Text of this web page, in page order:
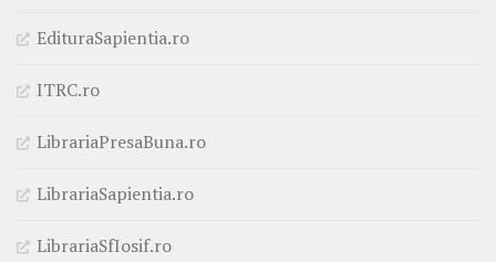
EdituraSapientia.ro
ITRC.ro
LibrariaPresaBuna.ro
LibrariaSapientia.ro
LibrariaSfIosif.ro